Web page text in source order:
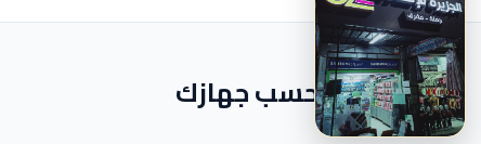
ابحث حسب جهازك